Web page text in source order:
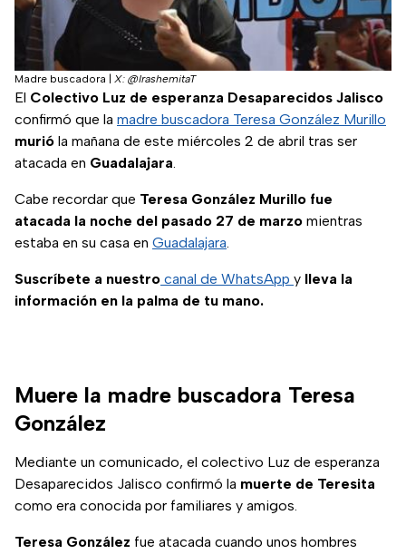
Madre buscadora X: @IrashemitaT
El Colectivo Luz de esperanza Desaparecidos Jalisco
confirmó que la madre buscadora Teresa González Murillo
murió la mañana de este miércoles 2 de abril tras ser
atacada en Guadalajara.
Cabe recordar que Teresa González Murillo fue
atacada la noche del pasado 27 de marzo mientras
estaba en su casa en Guadalajara.
Suscríbete a nuestro canal de WhatsApp y lleva la
información en la palma de tu mano.
Muere la madre buscadora Teresa
González
Mediante un comunicado, el colectivo Luz de esperanza
Desaparecidos Jalisco confirmó la muerte de Teresita
como era conocida por familiares y amigos.
Teresa González fue atacada cuando unos hombres